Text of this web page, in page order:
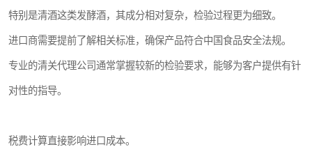
特别是清酒这类发酵酒，其成分相对复杂，检验过程更为细致。
进口商需要提前了解相关标准，确保产品符合中国食品安全法规。
专业的清关代理公司通常掌握较新的检验要求，能够为客户提供有针
对性的指导。
税费计算直接影响进口成本。